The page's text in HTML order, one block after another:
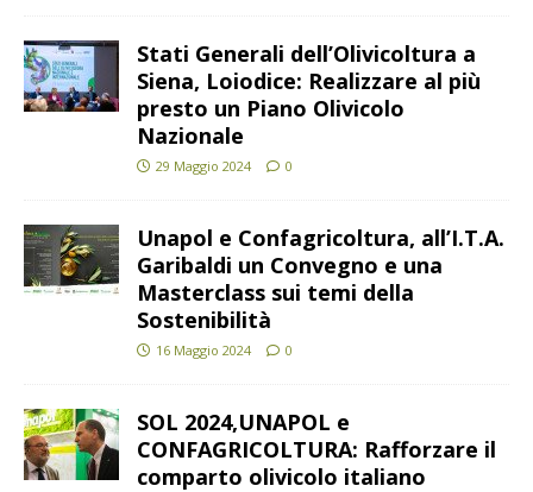
Stati Generali dell’Olivicoltura a
Siena, Loiodice: Realizzare al più
presto un Piano Olivicolo
Nazionale
29 Maggio 2024 0
Unapol e Confagricoltura, all’I.T.A.
Garibaldi un Convegno e una
Masterclass sui temi della
Sostenibilità
16 Maggio 2024 0
SOL 2024,UNAPOL e
CONFAGRICOLTURA: Rafforzare il
comparto olivicolo italiano